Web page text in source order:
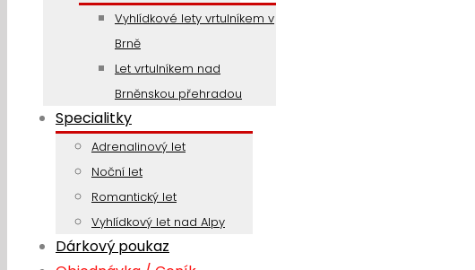
Vyhlídkové lety vrtulníkem v
Brně
Let vrtulníkem nad
Brněnskou přehradou
Specialitky
Adrenalinový let
Noční let
Romantický let
Vyhlídkový let nad Alpy
Dárkový poukaz